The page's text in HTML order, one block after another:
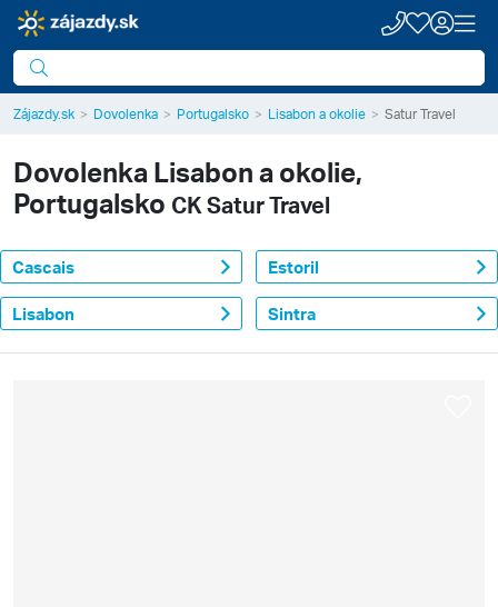
Zájazdy.sk Dovolenka Portugalsko Lisabon a okolie Satur Travel
Dovolenka Lisabon a okolie,
Portugalsko CK Satur Travel
Cascais Estoril
Lisabon Sintra